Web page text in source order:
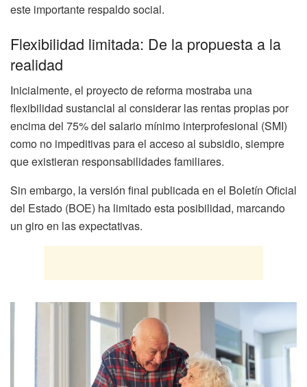
este importante respaldo social.
Flexibilidad limitada: De la propuesta a la
realidad
Inicialmente, el proyecto de reforma mostraba una
flexibilidad sustancial al considerar las rentas propias por
encima del 75% del salario mínimo interprofesional (SMI)
como no impeditivas para el acceso al subsidio, siempre
que existieran responsabilidades familiares.
Sin embargo, la versión final publicada en el Boletín Oficial
del Estado (BOE) ha limitado esta posibilidad, marcando
un giro en las expectativas.